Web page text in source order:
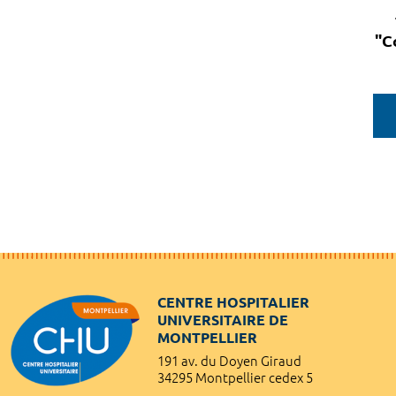
CENTRE HOSPITALIER
UNIVERSITAIRE DE
MONTPELLIER
191 av. du Doyen Giraud
34295 Montpellier cedex 5